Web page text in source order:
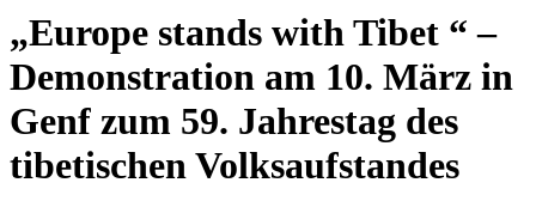
„Europe stands with Tibet “ –
Demonstration am 10. März in
Genf zum 59. Jahrestag des
tibetischen Volksaufstandes